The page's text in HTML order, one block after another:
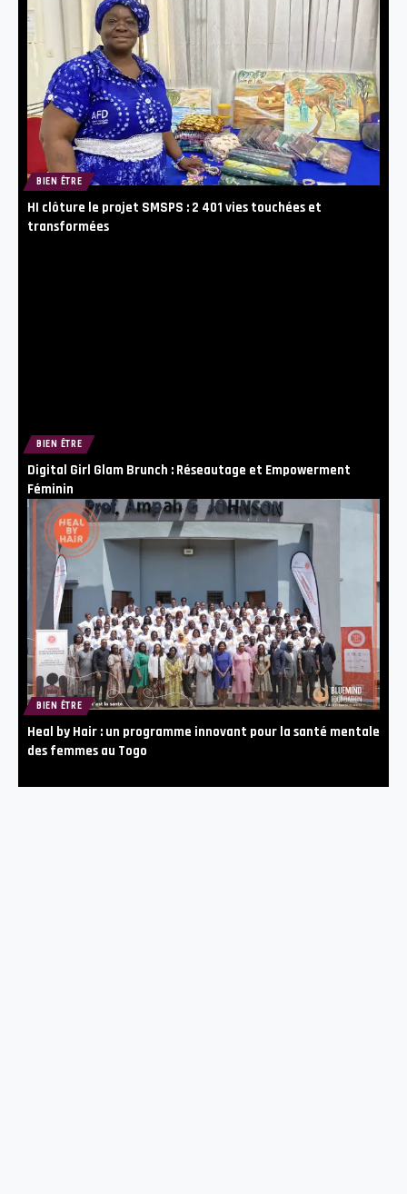
BIEN ÊTRE
HI clôture le projet SMSPS : 2 401 vies touchées et
transformées
BIEN ÊTRE
Digital Girl Glam Brunch : Réseautage et Empowerment
Féminin
BIEN ÊTRE
Heal by Hair : un programme innovant pour la santé mentale
des femmes au Togo